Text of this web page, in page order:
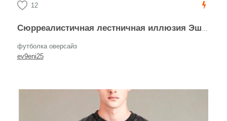
12
Сюрреалистичная лестничная иллюзия Эшера
футболка оверсайз
ev9eni25